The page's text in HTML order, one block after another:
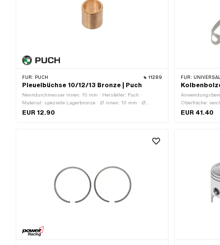
FÜR: PUCH 11289
Pleuelbüchse 10/12/13 Bronze | Puch
Nenndurchmesser innen: 10 mm · Hersteller: Puch ·
Material: spezielle Lagerbronze · Ø innen: 10 mm · Ø
aussen: 12 mm · Gesamthöhe: 13 mm
EUR 12.90
FÜR: UNIVERSAL · PUCH · SACHS · PONY / CILO (BETA 521 & 512) · ZÜNDAPP BELMONDO ·
Oberfläche:
(Feingewinde) ·
EUR 41.40